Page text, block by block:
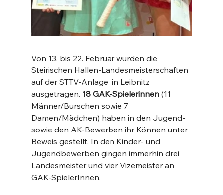
Von 13. bis 22. Februar wurden die
Steirischen Hallen-Landesmeisterschaften
auf der STTV-Anlage  in Leibnitz
ausgetragen. 18 GAK-Spielerinnen (11
Männer/Burschen sowie 7
Damen/Mädchen) haben in den Jugend-
sowie den AK-Bewerben ihr Können unter
Beweis gestellt. In den Kinder- und
Jugendbewerben gingen immerhin drei
Landesmeister und vier Vizemeister an
GAK-SpielerInnen.